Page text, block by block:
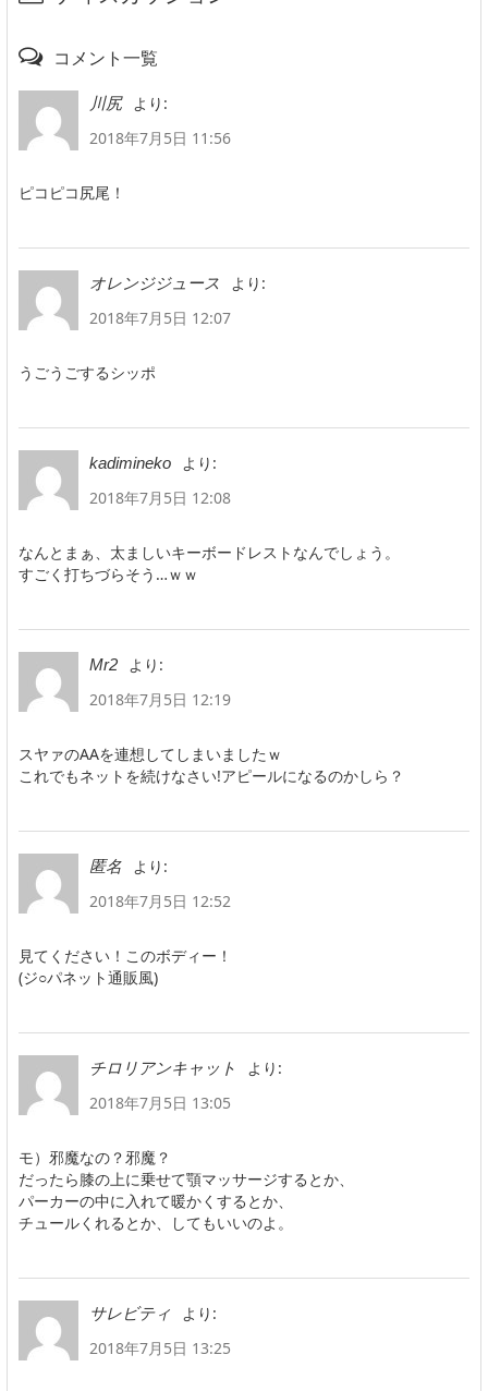
コメント一覧
川尻
より:
2018年7月5日 11:56
ピコピコ尻尾！
オレンジジュース
より:
2018年7月5日 12:07
うごうごするシッポ
kadimineko
より:
2018年7月5日 12:08
なんとまぁ、太ましいキーボードレストなんでしょう。
すごく打ちづらそう…ｗｗ
Mr2
より:
2018年7月5日 12:19
スヤァのAAを連想してしまいましたｗ
これでもネットを続けなさい!アピールになるのかしら？
匿名
より:
2018年7月5日 12:52
見てください！このボディー！
(ジ○パネット通販風)
チロリアンキャット
より:
2018年7月5日 13:05
モ）邪魔なの？邪魔？
だったら膝の上に乗せて顎マッサージするとか、
パーカーの中に入れて暖かくするとか、
チュールくれるとか、してもいいのよ。
サレビティ
より:
2018年7月5日 13:25